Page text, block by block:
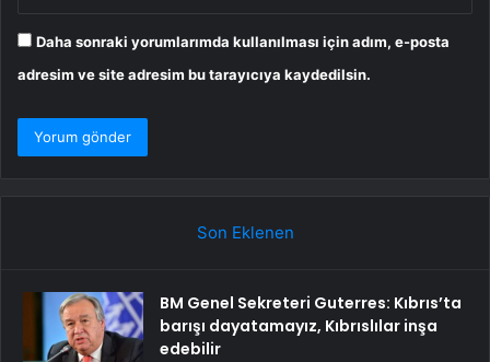
Daha sonraki yorumlarımda kullanılması için adım, e-posta
adresim ve site adresim bu tarayıcıya kaydedilsin.
Son Eklenen
BM Genel Sekreteri Guterres: Kıbrıs’ta
barışı dayatamayız, Kıbrıslılar inşa
edebilir